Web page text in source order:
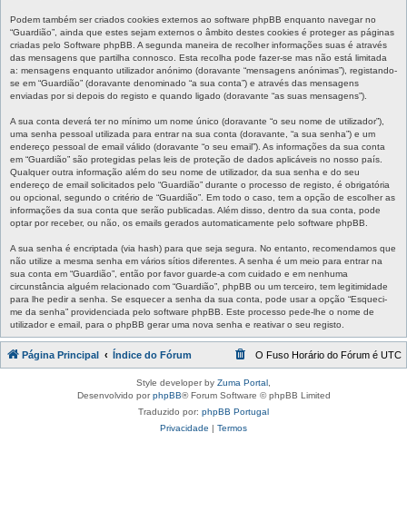
Podem também ser criados cookies externos ao software phpBB enquanto navegar no
“Guardião”, ainda que estes sejam externos o âmbito destes cookies é proteger as páginas
criadas pelo Software phpBB. A segunda maneira de recolher informações suas é através
das mensagens que partilha connosco. Esta recolha pode fazer-se mas não está limitada
a: mensagens enquanto utilizador anónimo (doravante “mensagens anónimas”), registando-
se em “Guardião” (doravante denominado “a sua conta”) e através das mensagens
enviadas por si depois do registo e quando ligado (doravante “as suas mensagens”).
A sua conta deverá ter no mínimo um nome único (doravante “o seu nome de utilizador”),
uma senha pessoal utilizada para entrar na sua conta (doravante, “a sua senha”) e um
endereço pessoal de email válido (doravante “o seu email”). As informações da sua conta
em “Guardião” são protegidas pelas leis de proteção de dados aplicáveis no nosso país.
Qualquer outra informação além do seu nome de utilizador, da sua senha e do seu
endereço de email solicitados pelo “Guardião” durante o processo de registo, é obrigatória
ou opcional, segundo o critério de “Guardião”. Em todo o caso, tem a opção de escolher as
informações da sua conta que serão publicadas. Além disso, dentro da sua conta, pode
optar por receber, ou não, os emails gerados automaticamente pelo software phpBB.
A sua senha é encriptada (via hash) para que seja segura. No entanto, recomendamos que
não utilize a mesma senha em vários sítios diferentes. A senha é um meio para entrar na
sua conta em “Guardião”, então por favor guarde-a com cuidado e em nenhuma
circunstância alguém relacionado com “Guardião”, phpBB ou um terceiro, tem legitimidade
para lhe pedir a senha. Se esquecer a senha da sua conta, pode usar a opção “Esqueci-
me da senha” providenciada pelo software phpBB. Este processo pede-lhe o nome de
utilizador e email, para o phpBB gerar uma nova senha e reativar o seu registo.
Página Principal Índice do Fórum O Fuso Horário do Fórum é UTC
Style developer by Zuma Portal
Desenvolvido porphpBB® Forum Software © phpBB Limited
Traduzido por: phpBB Portugal
Privacidade | Termos